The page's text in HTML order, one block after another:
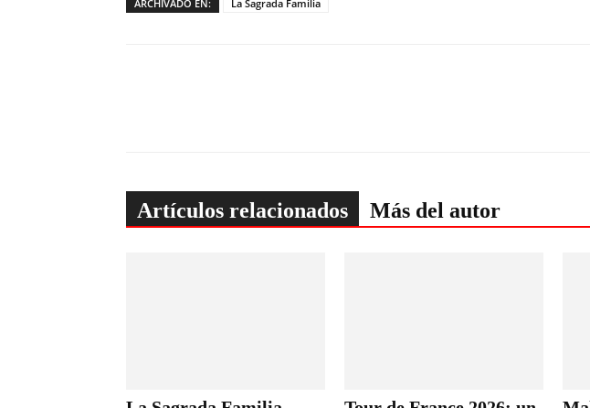
ARCHIVADO EN: La Sagrada Familia
Artículos relacionados Más del autor